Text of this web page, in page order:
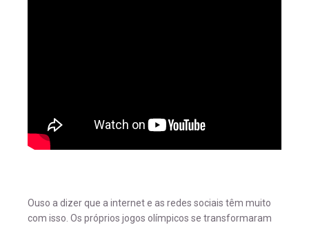
Ouso a dizer que a internet e as redes sociais têm muito
com isso. Os próprios jogos olímpicos se transformaram